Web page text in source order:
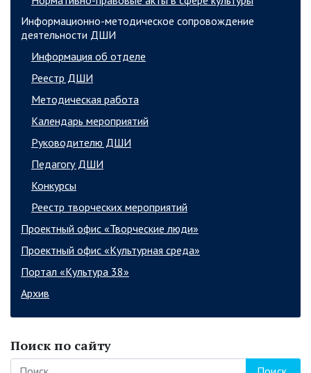
Информационно-методическое сопровождение
деятельности ДШИ
Информация об отделе
Реестр ДШИ
Методическая работа
Календарь мероприятий
Руководителю ДШИ
Педагогу ДШИ
Конкурсы
Реестр творческих мероприятий
Проектный офис «Творческие люди»
Проектный офис «Культурная среда»
Портал «Культура 38»
Архив
Поиск по сайту
Поиск